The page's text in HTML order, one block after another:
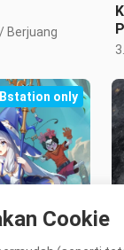
Berjuang
Bstation only
Cookie